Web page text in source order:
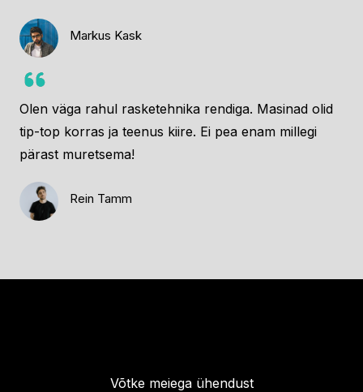
Markus Kask
Olen väga rahul rasketehnika rendiga. Masinad olid
tip-top korras ja teenus kiire. Ei pea enam millegi
pärast muretsema!
Rein Tamm
Võtke meiega ühendust